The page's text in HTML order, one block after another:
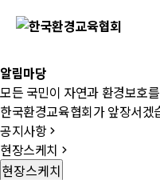
알림마당
모든 국민이 자연과 환경보호
한국환경교육협회가 앞장서겠
공지사항
현장스케치
현장스케치